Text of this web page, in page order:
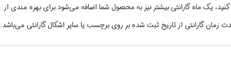
یک ماه گارانتی بیشتر نیز به محصول شما اضافه می‌شود.برای بهره مندی از
زمان گارانتی از تاریخ ثبت شده بر روی برچسب یا سایر اشکال گارانتی می‌باشد.